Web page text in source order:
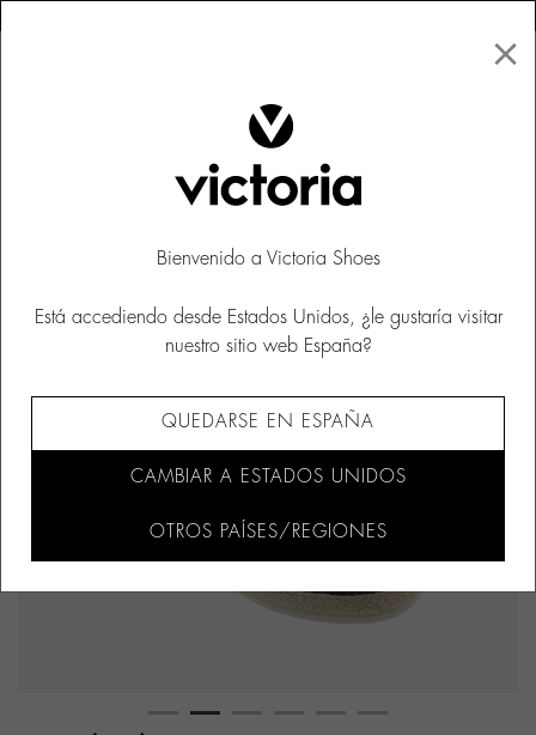
×
Bienvenido a Victoria Shoes
Está accediendo desde Estados Unidos, ¿le gustaría visitar
nuestro sitio web España?
QUEDARSE EN ESPAÑA
CAMBIAR A ESTADOS UNIDOS
OTROS PAÍSES/REGIONES